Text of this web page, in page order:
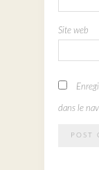
Site web
dans le